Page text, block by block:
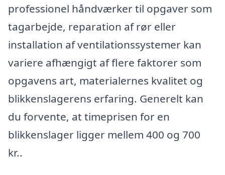
professionel håndværker til opgaver som
tagarbejde, reparation af rør eller
installation af ventilationssystemer kan
variere afhængigt af flere faktorer som
opgavens art, materialernes kvalitet og
blikkenslagerens erfaring. Generelt kan
du forvente, at timeprisen for en
blikkenslager ligger mellem 400 og 700
kr..